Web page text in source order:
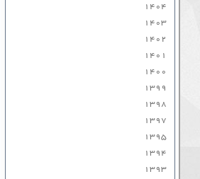
۱۴۰۴
۱۴۰۳
۱۴۰۲
۱۴۰۱
۱۴۰۰
۱۳۹۹
۱۳۹۸
۱۳۹۷
۱۳۹۵
۱۳۹۴
۱۳۹۳